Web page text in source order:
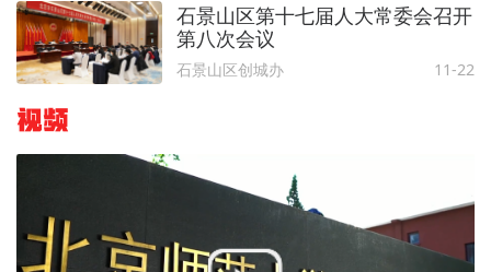
石景山区第十七届人大常委会召开
第八次会议
石景山区创城办 11-22
视频